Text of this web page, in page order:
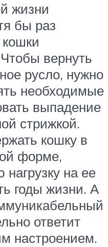
жизни
бы раз
вернуть
русло, нужно
необходимые
выпадение
стрижкой.
кошку в
форме,
нагрузку на ее
годы жизни. А
ответит
настроением.